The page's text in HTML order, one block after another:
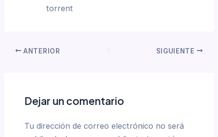
torrent
ANTERIOR SIGUIENTE
Dejar un comentario
Tu dirección de correo electrónico no será